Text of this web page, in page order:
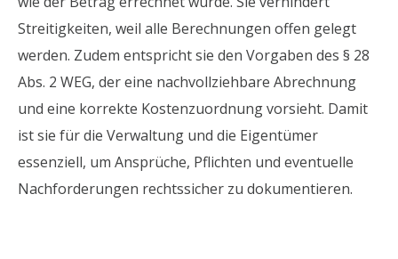
Streitigkeiten, weil alle Berechnungen offen gelegt
werden. Zudem entspricht sie den Vorgaben des § 28
Abs. 2 WEG, der eine nachvollziehbare Abrechnung
und eine korrekte Kostenzuordnung vorsieht. Damit
ist sie für die Verwaltung und die Eigentümer
essenziell, um Ansprüche, Pflichten und eventuelle
Nachforderungen rechtssicher zu dokumentieren.